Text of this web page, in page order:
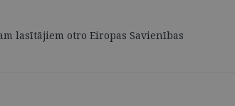
lasītājiem otro Eiropas Savienības